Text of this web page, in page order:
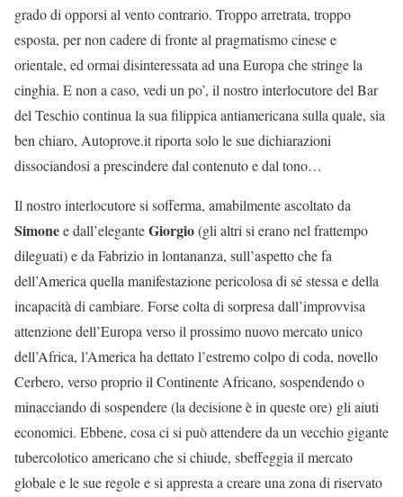
grado di opporsi al vento contrario. Troppo arretrata, troppo
esposta, per non cadere di fronte al pragmatismo cinese e
orientale, ed ormai disinteressata ad una Europa che stringe la
cinghia. E non a caso, vedi un po’, il nostro interlocutore del Bar
del Teschio continua la sua filippica antiamericana sulla quale, sia
ben chiaro, Autoprove.it riporta solo le sue dichiarazioni
dissociandosi a prescindere dal contenuto e dal tono…
Il nostro interlocutore si sofferma, amabilmente ascoltato da
Simonee dall’eleganteGiorgio(gli altri si erano nel frattempo
dileguati) e da Fabrizio in lontananza, sull’aspetto che fa
dell’America quella manifestazione pericolosa di sé stessa e della
incapacità di cambiare. Forse colta di sorpresa dall’improvvisa
attenzione dell’Europa verso il prossimo nuovo mercato unico
dell’Africa, l’America ha dettato l’estremo colpo di coda, novello
Cerbero, verso proprio il Continente Africano, sospendendo o
minacciando di sospendere (la decisione è in queste ore) gli aiuti
economici. Ebbene, cosa ci si può attendere da un vecchio gigante
tubercolotico americano che si chiude, sbeffeggia il mercato
globale e le sue regole e si appresta a creare una zona di riservato